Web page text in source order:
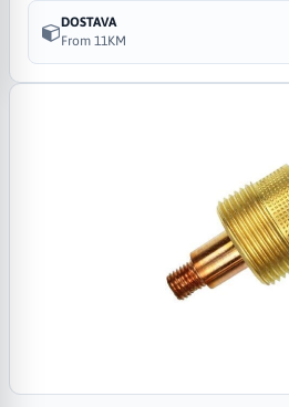
DOSTAVA
From 11KM